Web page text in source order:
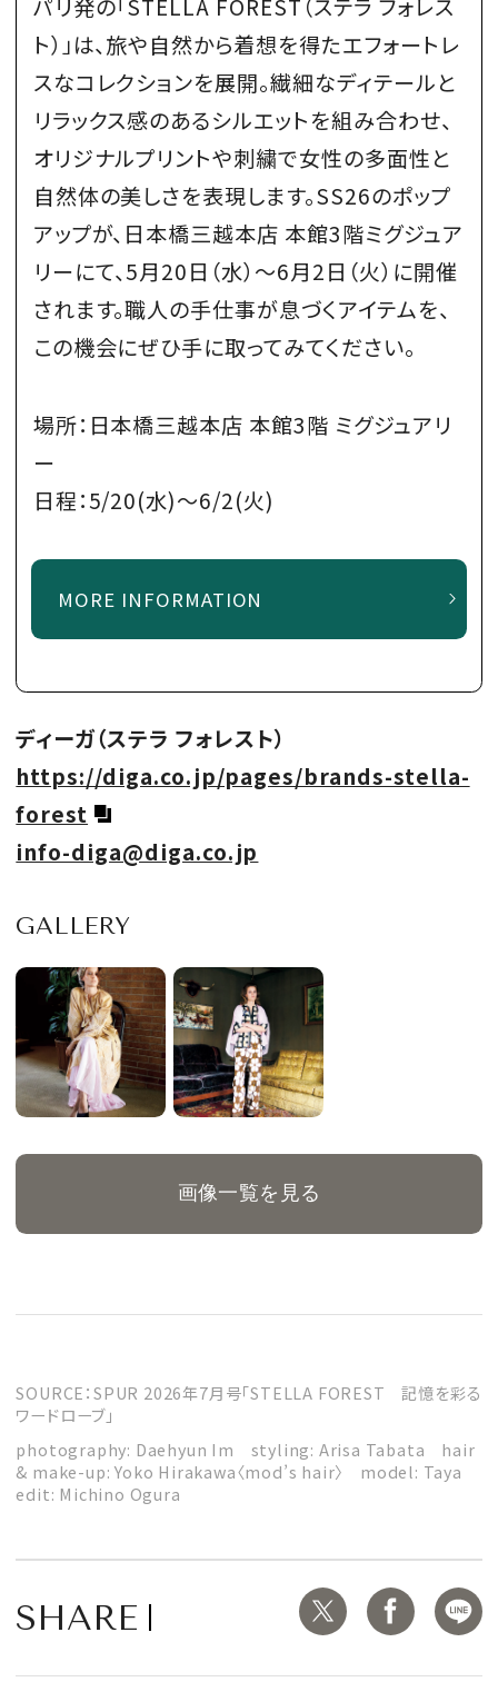
パリ発の「STELLA FOREST（ステラ フォレス
ト）」は、旅や自然から着想を得たエフォートレ
スなコレクションを展開。繊細なディテールと
リラックス感のあるシルエットを組み合わせ、
オリジナルプリントや刺繍で女性の多面性と
自然体の美しさを表現します。SS26のポップ
アップが、日本橋三越本店 本館3階ミグジュア
リーにて、5月20日（水）～6月2日（火）に開催
されます。職人の手仕事が息づくアイテムを、
この機会にぜひ手に取ってみてください。
場所：日本橋三越本店 本館3階 ミグジュアリ
ー
日程：5/20(水)～6/2(火)
MORE INFORMATION
ディーガ（ステラ フォレスト）
https://diga.co.jp/pages/brands-stella-
forest
info-diga@diga.co.jp
GALLERY
画像一覧を見る
SOURCE：SPUR 2026年7月号「STELLA FOREST 記憶を彩る
ワードローブ」
photography: Daehyun Im styling: Arisa Tabata hair
& make-up: Yoko Hirakawa〈mod’s hair〉 model: Taya
edit: Michino Ogura
SHARE